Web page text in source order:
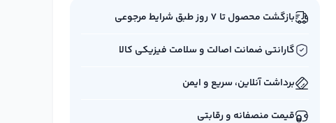
بازگشت محصول تا ۷ روز طبق شرایط مرجوعی
گارانتی ضمانت اصالت و سلامت فیزیکی کالا
برداشت آنلاین، سریع و ایمن
قیمت منصفانه و رقابتی